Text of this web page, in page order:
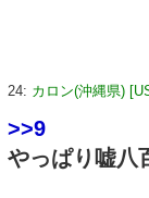
24: カロン(沖縄県)
>>9
やっぱり嘘八